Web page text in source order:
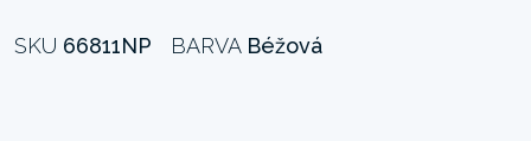
SKU 66811NP BARVA Béžová